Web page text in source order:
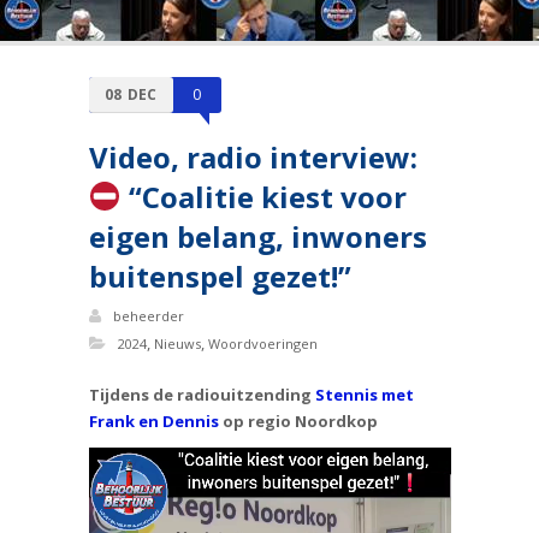
08 DEC 0
Video, radio interview:
“Coalitie kiest voor
eigen belang, inwoners
buitenspel gezet!”
beheerder
2024, Nieuws, Woordvoeringen
Tijdens de radiouitzending Stennis met
Frank en Dennisop regio Noordkop
Videospeler